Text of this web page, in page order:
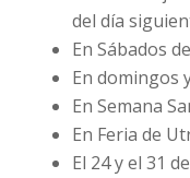
del día
En Sábados
En domingos
En Semana
En Feria de
El 24 y el 31